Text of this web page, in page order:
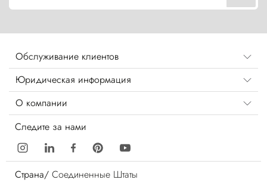
Обслуживание клиентов
Юридическая информация
О компании
Следите за нами
Страна/ Соединенные Штаты